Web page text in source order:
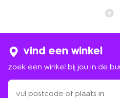
hebt. Wist je dat we ze bij
eenregenjas voor meisjes?
regen gaan spelen, kunnen ze
regenjas voor jongens
leukstebuitenspeelgoed en ze
het ook de hoogste tijd voor
jouw jongen(s)? Bij HEMA kies
vind een winkel
zoek een winkel bij jou in de
zoek
een